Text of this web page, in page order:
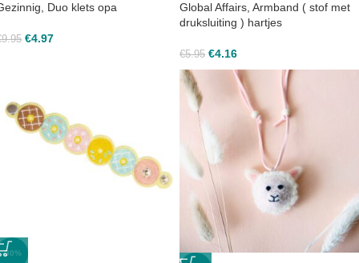
Duo klets opa
9.95 €4.97
Global Affairs, Armband ( stof met
druksluiting ) hartjes
€5.95 €4.16
-30%